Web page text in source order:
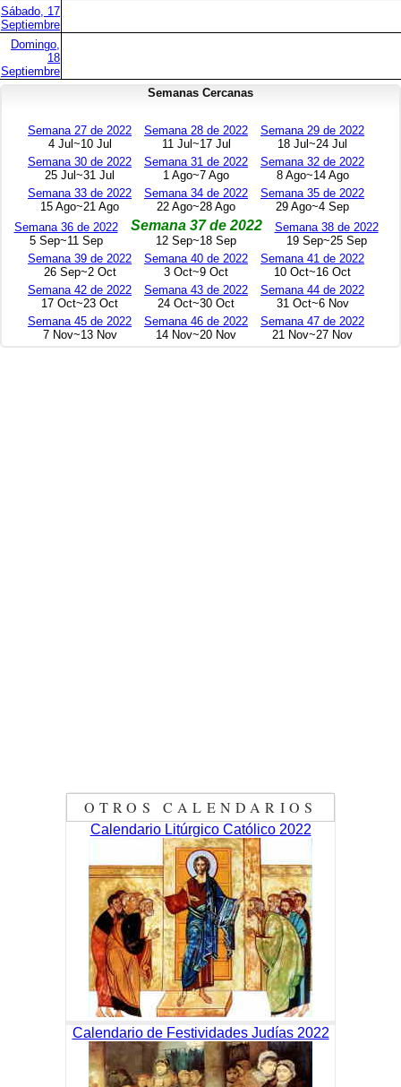
Sábado, 17
Septiembre
Domingo,
18
Septiembre
Semanas Cercanas
Semana 27 de 2022
4 Jul~10 Jul
Semana 28 de 2022
11 Jul~17 Jul
Semana 29 de 2022
18 Jul~24 Jul
Semana 30 de 2022
25 Jul~31 Jul
Semana 31 de 2022
1 Ago~7 Ago
Semana 32 de 2022
8 Ago~14 Ago
Semana 33 de 2022
15 Ago~21 Ago
Semana 34 de 2022
22 Ago~28 Ago
Semana 35 de 2022
29 Ago~4 Sep
Semana 36 de 2022
5 Sep~11 Sep
Semana 37 de 2022
12 Sep~18 Sep
Semana 38 de 2022
19 Sep~25 Sep
Semana 39 de 2022
26 Sep~2 Oct
Semana 40 de 2022
3 Oct~9 Oct
Semana 41 de 2022
10 Oct~16 Oct
Semana 42 de 2022
17 Oct~23 Oct
Semana 43 de 2022
24 Oct~30 Oct
Semana 44 de 2022
31 Oct~6 Nov
Semana 45 de 2022
7 Nov~13 Nov
Semana 46 de 2022
14 Nov~20 Nov
Semana 47 de 2022
21 Nov~27 Nov
OTROS CALENDARIOS
Calendario Litúrgico Católico 2022
Calendario de Festividades Judías 2022